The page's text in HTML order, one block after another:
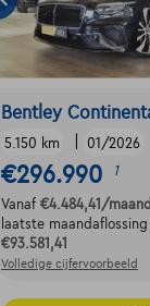
Bentley
5.150 km 01/2026
€296.990 1
Vanaf €4.484,41 /maand
laatste
€93.581,41
Volledige cijfervoorbeeld